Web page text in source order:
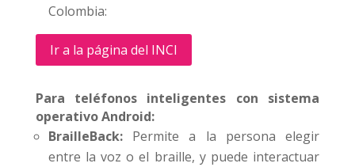
Colombia:
Ir a la página del INCI
Para teléfonos inteligentes con sistema
operativo Android:
BrailleBack:Permite a la persona elegir
entre la voz o el braille, y puede interactuar